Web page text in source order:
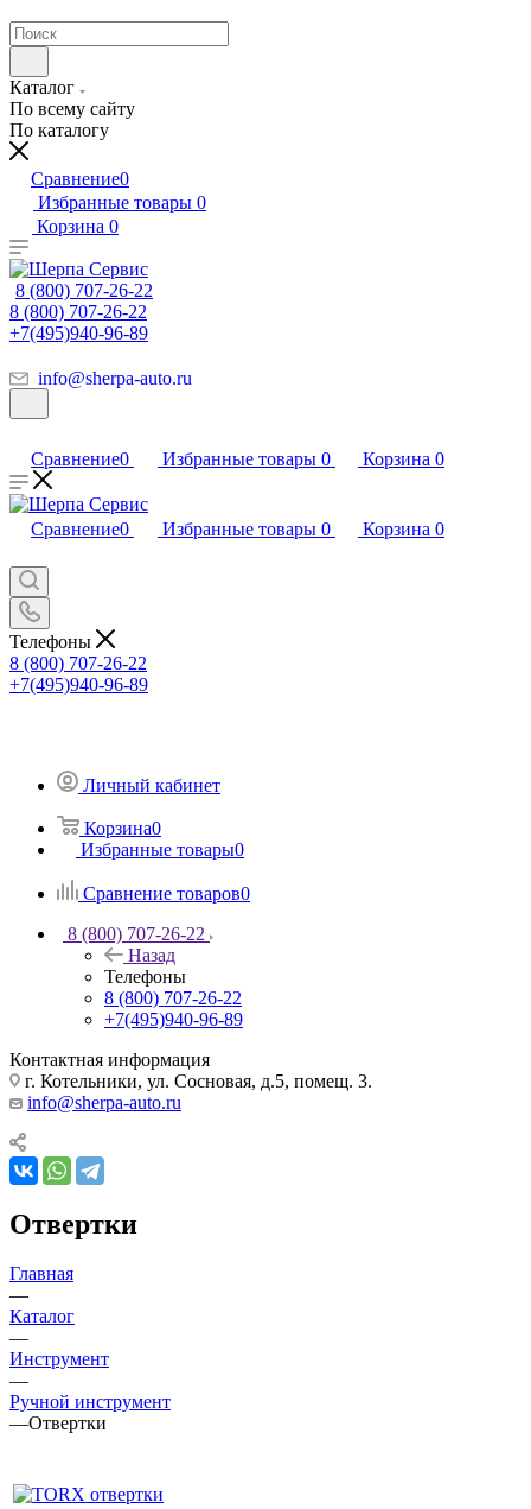
Каталог
По всему сайту
По каталогу
Сравнение0
Избранные товары 0
Корзина 0
8 (800) 707-26-22
8 (800) 707-26-22
+7(495)940-96-89
info@sherpa-auto.ru
Сравнение0 Избранные товары 0 Корзина 0
Сравнение0 Избранные товары 0 Корзина 0
Телефоны
8 (800) 707-26-22
+7(495)940-96-89
Личный кабинет
Корзина0
Избранные товары0
Сравнение товаров0
8 (800) 707-26-22
Назад
Телефоны
8 (800) 707-26-22
+7(495)940-96-89
Контактная информация
г. Котельники, ул. Сосновая, д.5, помещ. 3.
info@sherpa-auto.ru
Отвертки
Главная
—
Каталог
—
Инструмент
—
Ручной инструмент
—Отвертки